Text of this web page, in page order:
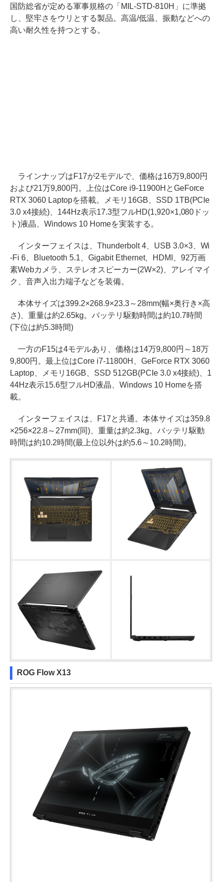
国防総省が定める軍事規格の「MIL-STD-810H」に準拠
し、堅牢さをウリとする製品。高温/低温、振動などへの
高い耐久性を持つとする。
ラインナップはF17が2モデルで、価格は16万9,800円
および21万9,800円。上位はCore i9-11900HとGeForce
RTX 3060 Laptopを搭載。メモリ16GB、SSD 1TB(PCIe
3.0 x4接続)、144Hz表示17.3型フルHD(1,920×1,080ドッ
ト)液晶、Windows 10 Homeを実装する。
インターフェイスは、Thunderbolt 4、USB 3.0×3、Wi
-Fi 6、Bluetooth 5.1、Gigabit Ethernet、HDMI、92万画
素Webカメラ、ステレオスピーカー(2W×2)、アレイマイ
ク、音声入出力端子などを装備。
本体サイズは399.2×268.9×23.3～28mm(幅×奥行き×高
さ)、重量は約2.65kg。バッテリ駆動時間は約10.7時間
(下位は約5.3時間)
一方のF15は4モデルあり、価格は14万9,800円～18万
9,800円。最上位はCore i7-11800H、GeForce RTX 3060
Laptop、メモリ16GB、SSD 512GB(PCIe 3.0 x4接続)、1
44Hz表示15.6型フルHD液晶、Windows 10 Homeを搭
載。
インターフェイスは、F17と共通。本体サイズは359.8
×256×22.8～27mm(同)、重量は約2.3kg。バッテリ駆動
時間は約10.2時間(最上位以外は約5.6～10.2時間)。
ROG Flow X13